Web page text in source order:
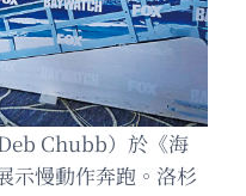
Chubb）於《海
示慢動作奔跑。洛杉